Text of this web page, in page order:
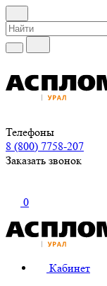
Телефоны
8 (800) 7758-207
Заказать звонок
0
Кабинет